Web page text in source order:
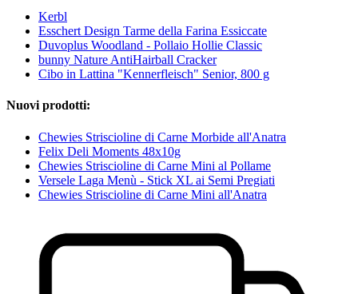
Kerbl
Esschert Design Tarme della Farina Essiccate
Duvoplus Woodland - Pollaio Hollie Classic
bunny Nature AntiHairball Cracker
Cibo in Lattina "Kennerfleisch" Senior, 800 g
Nuovi prodotti:
Chewies Striscioline di Carne Morbide all'Anatra
Felix Deli Moments 48x10g
Chewies Striscioline di Carne Mini al Pollame
Versele Laga Menù - Stick XL ai Semi Pregiati
Chewies Striscioline di Carne Mini all'Anatra